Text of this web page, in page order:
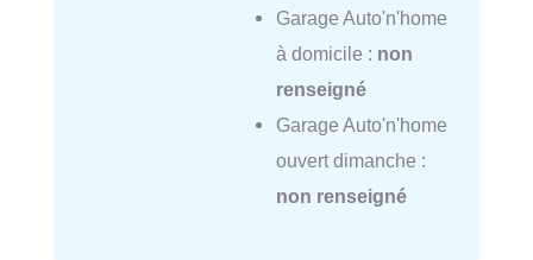
Garage Auto'n'home
à domicile : non
renseigné
Garage Auto'n'home
ouvert dimanche :
non renseigné